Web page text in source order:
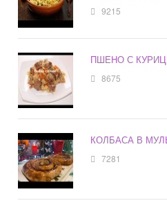
9215
ПШЕНО С
8675
КОЛБАСА В
7281